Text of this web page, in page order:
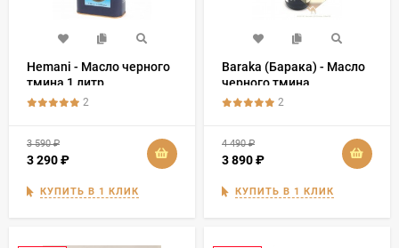
Hemani - Масло черного
тмина 1 литр
2
3 590₽
3 290₽
КУПИТЬ В 1 КЛИК
Baraka (Барака) - Масло
черного тмина
«Эфиопские семена
2
4 490₽
3 890₽
КУПИТЬ В 1 КЛИК